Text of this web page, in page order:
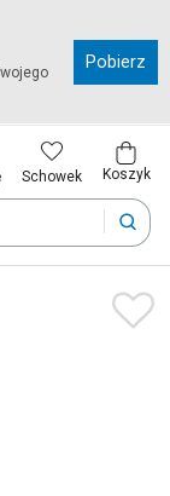
Pobierz
Schowek Koszyk
kraju.